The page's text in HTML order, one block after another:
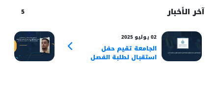
آخر الأخبار 5
02 يوليو 2025
الجامعة تقيم حفل
استقبال لطلبة الفصل